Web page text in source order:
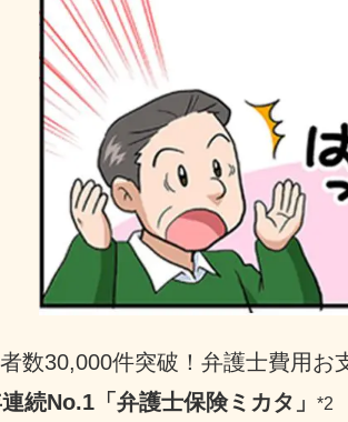
数30,000件突破！弁護士費用お
続No.1「弁護士保険ミカタ」
*2